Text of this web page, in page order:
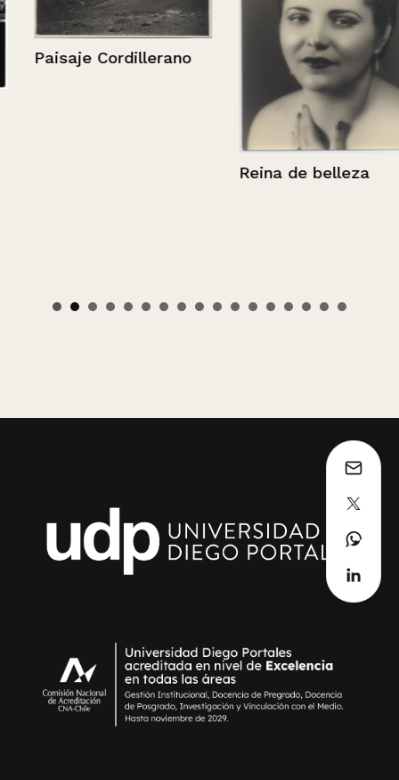
Paisaje Cordillerano
Reina de belleza